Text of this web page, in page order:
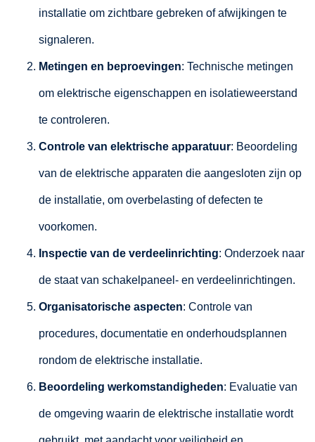
installatie om zichtbare gebreken of afwijkingen te
signaleren.
Metingen en beproevingen: Technische metingen
om elektrische eigenschappen en isolatieweerstand
te controleren.
Controle van elektrische apparatuur: Beoordeling
van de elektrische apparaten die aangesloten zijn op
de installatie, om overbelasting of defecten te
voorkomen.
Inspectie van de verdeelinrichting: Onderzoek naar
de staat van schakelpaneel- en verdeelinrichtingen.
Organisatorische aspecten: Controle van
procedures, documentatie en onderhoudsplannen
rondom de elektrische installatie.
Beoordeling werkomstandigheden: Evaluatie van
de omgeving waarin de elektrische installatie wordt